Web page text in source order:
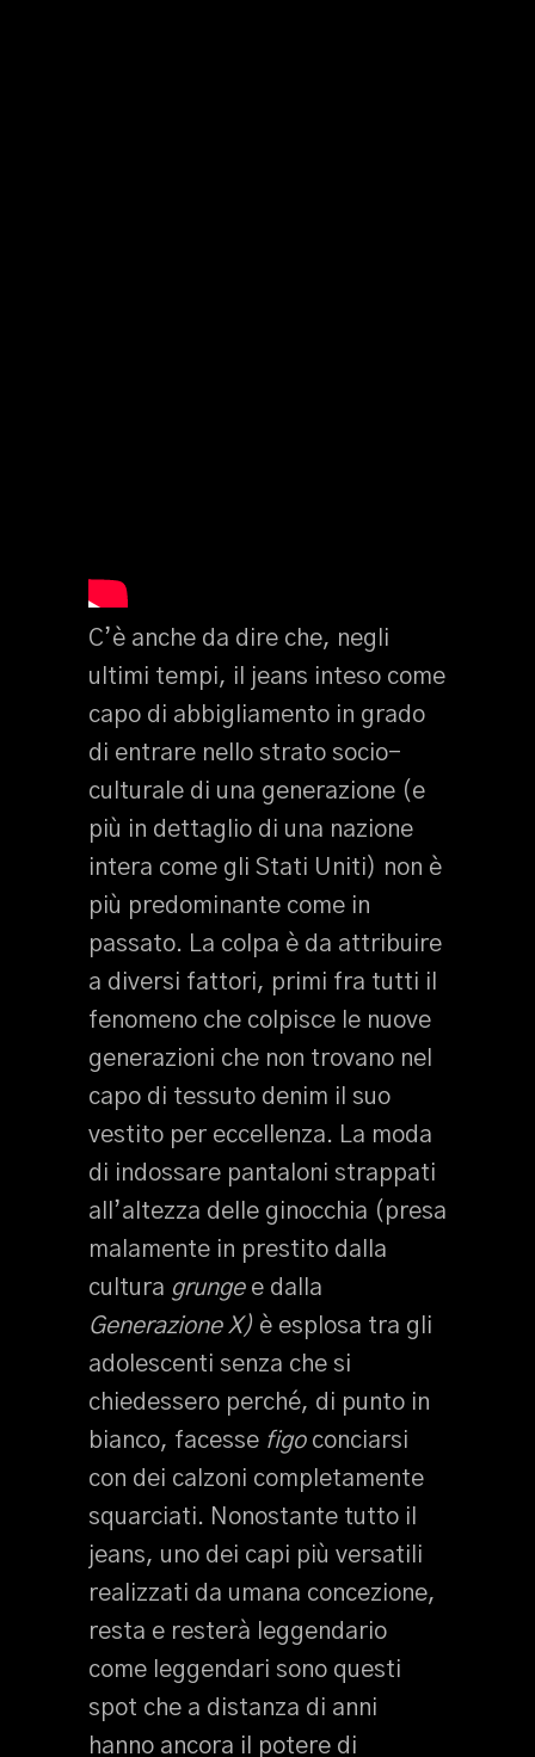
C’è anche da dire che, negli
ultimi tempi, il jeans inteso come
capo di abbigliamento in grado
di entrare nello strato socio-
culturale di una generazione (e
più in dettaglio di una nazione
intera come gli Stati Uniti) non è
più predominante come in
passato. La colpa è da attribuire
a diversi fattori, primi fra tutti il
fenomeno che colpisce le nuove
generazioni che non trovano nel
capo di tessuto denim il suo
vestito per eccellenza. La moda
di indossare pantaloni strappati
all’altezza delle ginocchia (presa
malamente in prestito dalla
cultura grungee dalla
Generazione X) è esplosa tra gli
adolescenti senza che si
chiedessero perché, di punto in
bianco, facesse figoconciarsi
con dei calzoni completamente
squarciati. Nonostante tutto il
jeans, uno dei capi più versatili
realizzati da umana concezione,
resta e resterà leggendario
come leggendari sono questi
spot che a distanza di anni
hanno ancora il potere di